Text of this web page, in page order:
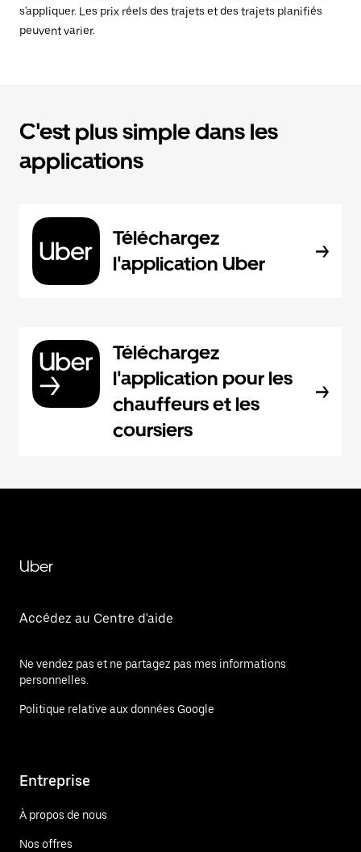
s'appliquer. Les prix réels des trajets et des trajets planifiés
peuvent varier.
C'est plus simple dans les
applications
Téléchargez
l'application Uber
Téléchargez
l'application pour les
chauffeurs et les
coursiers
Uber
Accédez au Centre d'aide
Ne vendez pas et ne partagez pas mes informations
personnelles.
Politique relative aux données Google
Entreprise
À propos de nous
Nos offres